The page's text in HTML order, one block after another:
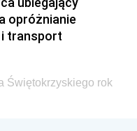
i Rozwoju
Dyrektora Archiwów
Inwestycji i
opróżnianie
i transport
Świętokrzyskiego rok